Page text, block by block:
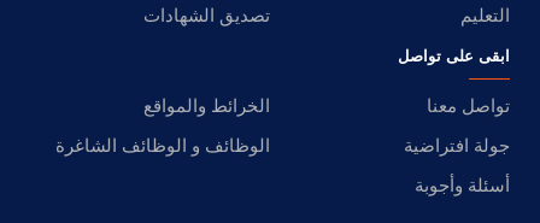
التعليم
تصديق الشهادات
ابقى على تواصل
تواصل معنا
الخرائط والمواقع
جولة افتراضية
الوظائف و الوظائف الشاغرة
أسئلة وأجوبة